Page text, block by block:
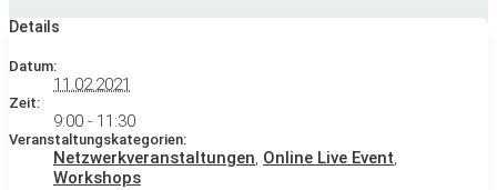
Details
Datum:
11.02.2021
Zeit:
9:00 - 11:30
Veranstaltungskategorien:
Netzwerkveranstaltungen, Online Live Event,
Workshops